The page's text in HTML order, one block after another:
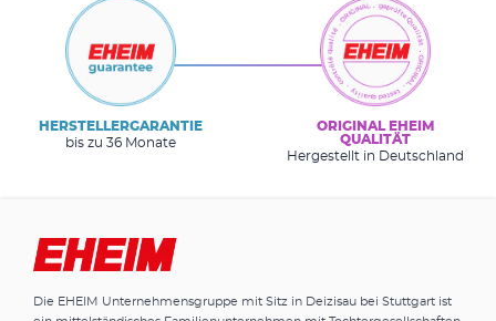
HERSTELLERGARANTIE
bis zu 36 Monate
ORIGINAL EHEIM
QUALITÄT
Hergestellt in Deutschland
Die EHEIM Unternehmensgruppe mit Sitz in Deizisau bei Stuttgart ist